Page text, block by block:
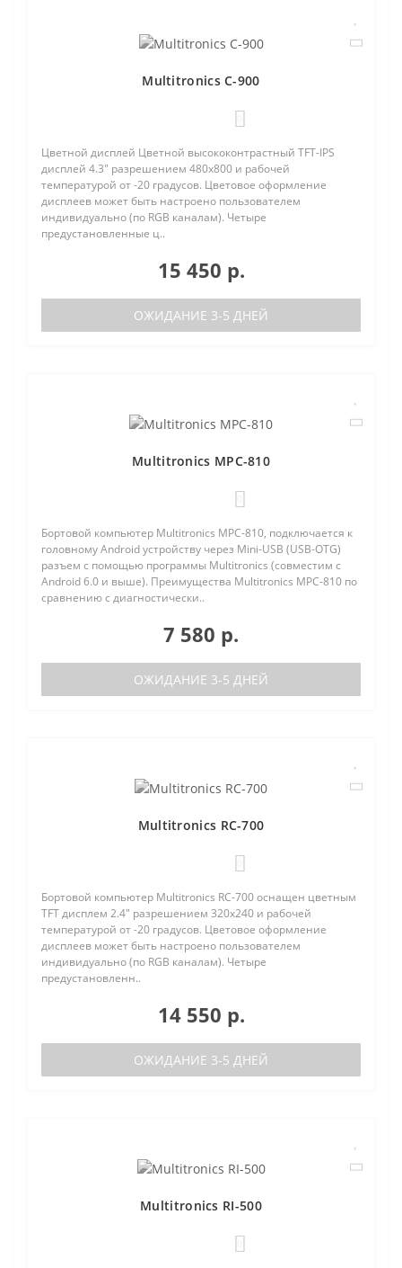
Multitronics C-900
Цветной дисплей Цветной высококонтрастный TFT-IPS
дисплей 4.3" разрешением 480х800 и рабочей
температурой от -20 градусов. Цветовое оформление
дисплеев может быть настроено пользователем
индивидуально (по RGB каналам). Четыре
предустановленные ц..
15 450 р.
ОЖИДАНИЕ 3-5 ДНЕЙ
Multitronics MPC-810
Бортовой компьютер Multitronics MPC-810, подключается к
головному Android устройству через Mini-USB (USB-OTG)
разъем с помощью программы Multitronics (совместим с
Android 6.0 и выше). Преимущества Multitronics MPC-810 по
сравнению с диагностически..
7 580 р.
ОЖИДАНИЕ 3-5 ДНЕЙ
Multitronics RC-700
Бортовой компьютер Multitronics RC-700 оснащен цветным
TFT дисплем 2.4" разрешением 320х240 и рабочей
температурой от -20 градусов. Цветовое оформление
дисплеев может быть настроено пользователем
индивидуально (по RGB каналам). Четыре
предустановленн..
14 550 р.
ОЖИДАНИЕ 3-5 ДНЕЙ
Multitronics RI-500